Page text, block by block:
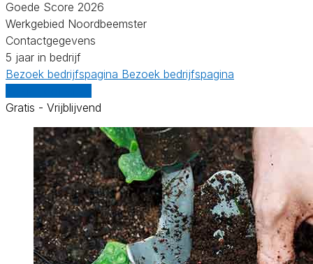
Goede Score 2026
Werkgebied Noordbeemster
Contactgegevens
5 jaar in bedrijf
Bezoek bedrijfspagina Bezoek bedrijfspagina
Gratis - Vrijblijvend